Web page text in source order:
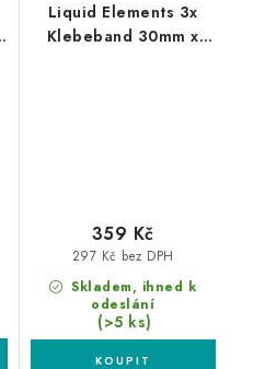
Liquid Elements 3x
Klebeband 30mm x
Skladem, ihned k
odeslání
(>5 ks)
297 Kč bez DPH
359 Kč